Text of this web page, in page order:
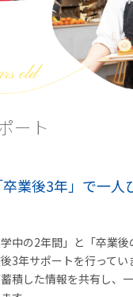
ート
卒業後3年」で一人
中の2年間」と「卒業後
3年サポートを行ってい
積した情報を共有し、